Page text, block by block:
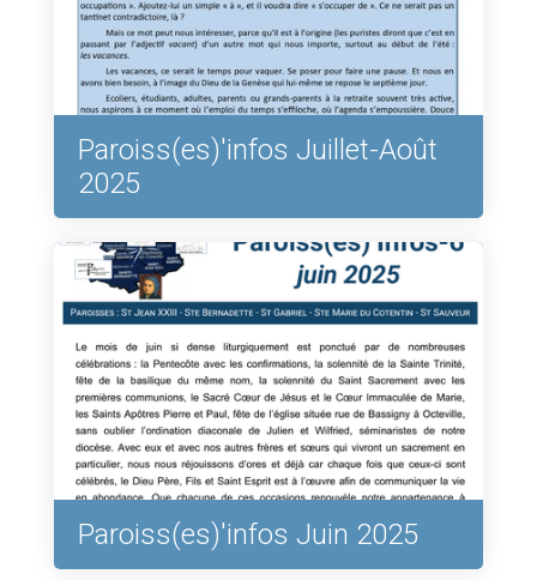
Paroiss(es)'infos Juillet-Août
2025
Paroiss(es)'infos Juin 2025